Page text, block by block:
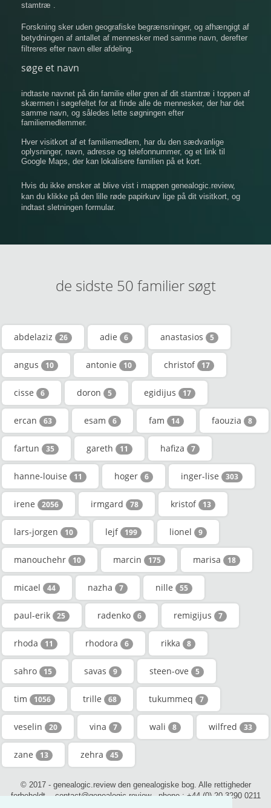
stamtræ .
Forskning sker uden geografiske begrænsninger, og afhængigt af
betydningen af ​​antallet af mennesker med samme navn, derefter
filtreres efter navn eller afdeling.
søge et navn
indtaste navnet på din familie eller gren af ​​dit stamtræ i toppen af
​​skærmen i søgefeltet for at finde alle de mennesker, der har det
samme navn, og således lette søgningen efter
familiemedlemmer.
Hver visitkort af et familiemedlem, har du den sædvanlige
oplysninger, navn, adresse og telefonnummer, og et link til
Google Maps, der kan lokalisere familien på et kort.
Hvis du ikke ønsker at blive vist i mappen genealogic.review,
kan du klikke på den lille røde papirkurv lige på dit visitkort, og
indtast sletningen formular.
de sidste 50 familier søgt
abdelaziz 26 adie 6 anastasios 5
angus 10 antonie 10 christof 17
cisse 6 doron 5 egidijus 17
ercan 63 esam 6 fam 14 faouzia 8
fartun 35 gareth 11 hafiza 7
hanne-louise 11 hoger 6 inger-lise 303
irene 2056 irmgard 78 kristof 13
lars-jorgen 10 lejf 199 lionel 9
manouchehr 10 marcin 175 marisa 18
micael 44 nazha 7 nille 55
paul-erik 25 radenko 6 remigijus 7
rhoda 11 rhodora 6 rikka 8
sahro 15 savas 9 steen-ove 5
tim 1056 trille 68 tukummeq 7
veselin 20 vina 7 wali 8 wilfred 33
zane 13 zehra 45
© 2017 - genealogic.review den genealogiske bog. Alle rettigheder
forbeholdt. - contact@genealogic.review - phone : +44 (0) 20 3290 0211